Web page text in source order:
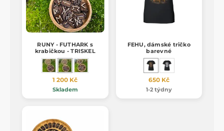
RUNY - FUTHARK s
krabičkou - TRISKEL
1 200 Kč
Skladem
FEHU, dámské tričko
barevné
650 Kč
1-2 týdny